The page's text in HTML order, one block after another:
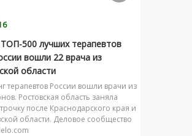
500 лучших терапевтов
вошли 22 врача из
области
терапевтов России вошли врачи из
Ростовская область заняла
после Краснодарского края и
области. Деловое сообщество